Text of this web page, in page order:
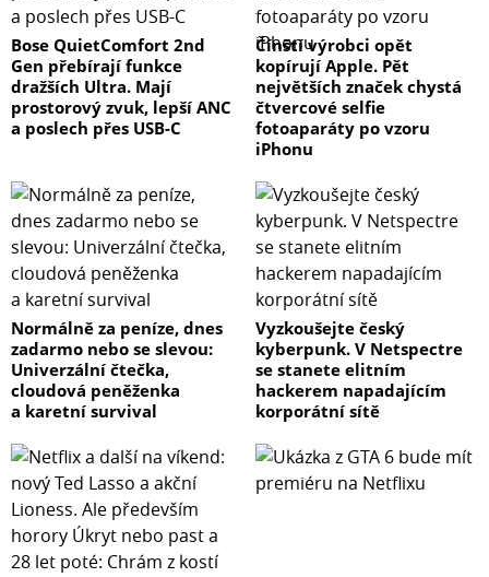
Bose QuietComfort 2nd
Gen přebírají funkce
dražších Ultra. Mají
prostorový zvuk, lepší ANC
a poslech přes USB-C
Čínští výrobci opět
kopírují Apple. Pět
největších značek chystá
čtvercové selfie
fotoaparáty po vzoru
iPhonu
Normálně za peníze, dnes
zadarmo nebo se slevou:
Univerzální čtečka,
cloudová peněženka
a karetní survival
Vyzkoušejte český
kyberpunk. V Netspectre
se stanete elitním
hackerem napadajícím
korporátní sítě